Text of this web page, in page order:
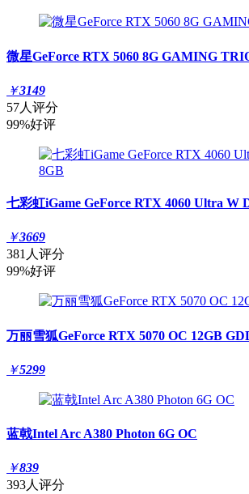
微星GeForce RTX 5060 8G GAMING
￥3149
57人评分
99%好评
七彩虹iGame GeForce RTX 4060 Ultra W
￥3669
381人评分
99%好评
万丽雪狐GeForce RTX 5070 OC 12GB
￥5299
蓝戟Intel Arc A380 Photon 6G OC
￥839
393人评分